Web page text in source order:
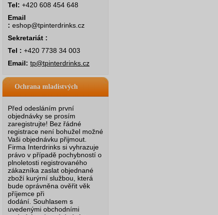
Tel: +420 608 454 648
Email
: eshop@tpinterdrinks.cz
Sekretariát :
Tel : +420 7738 34 003
Email: tp@tpinterdrinks.cz
Ochrana mladistvých
Před odesláním první
objednávky se prosím
zaregistrujte! Bez řádné
registrace není bohužel možné
Vaši objednávku přijmout.
Firma Interdrinks si vyhrazuje
právo v případě pochybností o
plnoletosti registrovaného
zákazníka zaslat objednané
zboží kurýrní službou, která
bude oprávněna ověřit věk
příjemce při
dodání. Souhlasem s
uvedenými obchodními